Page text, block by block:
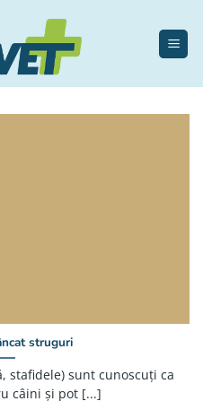
struguri
stafidele) sunt cunoscuți ca
câini și pot [...]